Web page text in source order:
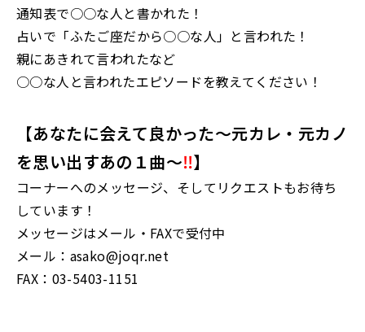
通知表で○○な人と書かれた！
占いで「ふたご座だから○○な人」と言われた！
親にあきれて言われたなど
○○な人と言われたエピソードを教えてください！
【あなたに会えて良かった～元カレ・元カノ
を思い出すあの１曲～‼】
コーナーへのメッセージ、そしてリクエストもお待ち
しています！
メッセージはメール・FAXで受付中
メール：asako@joqr.net
FAX：03-5403-1151